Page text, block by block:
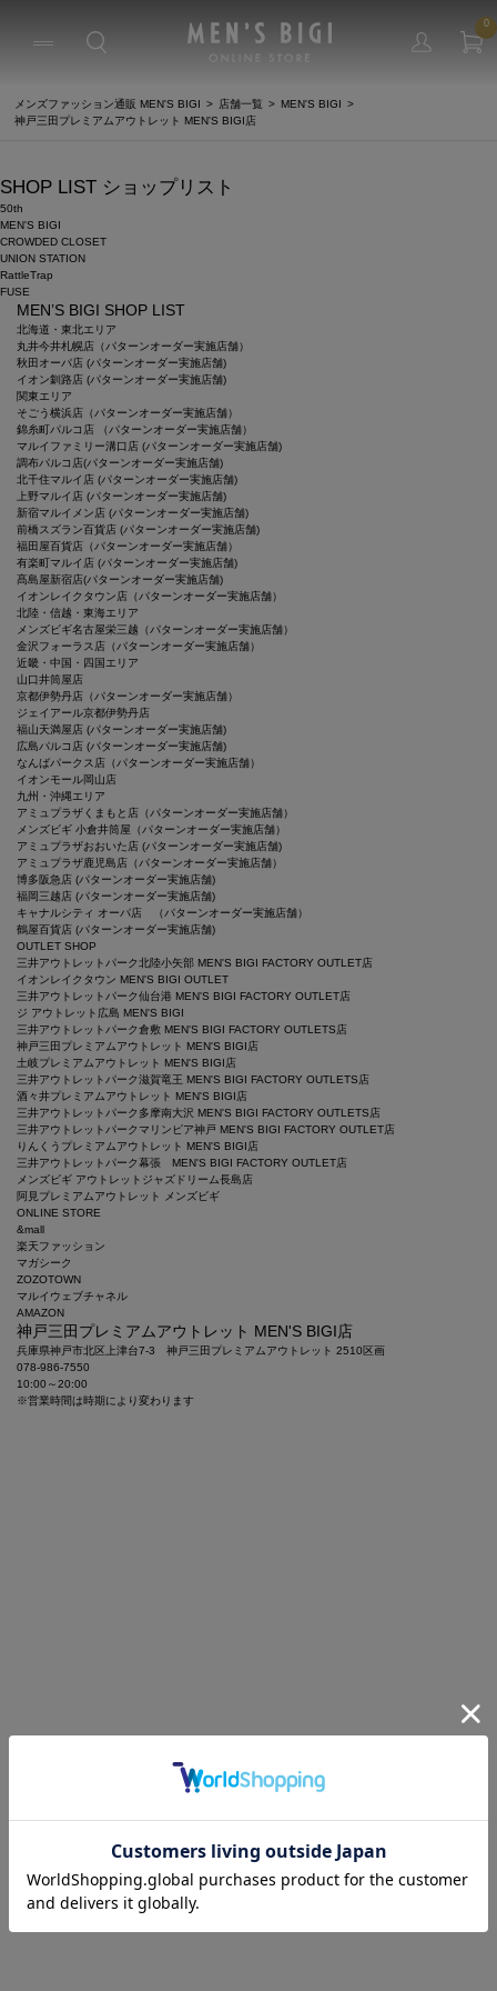
0
メンズファッション通販 MEN'S BIGI 店舗一覧
MEN'S BIGI
神戸三田プレミアムアウトレット MEN'S BIGI店
SHOP LIST ショップリスト
50th
MEN'S BIGI
CROWDED CLOSET
UNION STATION
RattleTrap
FUSE
MEN’S BIGI SHOP LIST
北海道・東北エリア
丸井今井札幌店（パターンオーダー実施店舗）
秋田オーパ店 (パターンオーダー実施店舗)
イオン釧路店 (パターンオーダー実施店舗)
関東エリア
そごう横浜店（パターンオーダー実施店舗）
錦糸町パルコ店 （パターンオーダー実施店舗）
マルイファミリー溝口店 (パターンオーダー実施店舗)
調布パルコ店(パターンオーダー実施店舗)
北千住マルイ店 (パターンオーダー実施店舗)
上野マルイ店 (パターンオーダー実施店舗)
新宿マルイメン店 (パターンオーダー実施店舗)
前橋スズラン百貨店 (パターンオーダー実施店舗)
福田屋百貨店（パターンオーダー実施店舗）
有楽町マルイ店 (パターンオーダー実施店舗)
髙島屋新宿店(パターンオーダー実施店舗)
イオンレイクタウン店（パターンオーダー実施店舗）
北陸・信越・東海エリア
メンズビギ名古屋栄三越（パターンオーダー実施店舗）
金沢フォーラス店（パターンオーダー実施店舗）
近畿・中国・四国エリア
山口井筒屋店
京都伊勢丹店（パターンオーダー実施店舗）
ジェイアール京都伊勢丹店
福山天満屋店 (パターンオーダー実施店舗)
広島パルコ店 (パターンオーダー実施店舗)
なんばパークス店（パターンオーダー実施店舗）
イオンモール岡山店
九州・沖縄エリア
アミュプラザくまもと店（パターンオーダー実施店舗）
メンズビギ 小倉井筒屋（パターンオーダー実施店舗）
アミュプラザおおいた店 (パターンオーダー実施店舗)
アミュプラザ鹿児島店（パターンオーダー実施店舗）
博多阪急店 (パターンオーダー実施店舗)
福岡三越店 (パターンオーダー実施店舗)
キャナルシティ オーパ店 （パターンオーダー実施店舗）
鶴屋百貨店 (パターンオーダー実施店舗)
OUTLET SHOP
三井アウトレットパーク北陸小矢部 MEN'S BIGI FACTORY OUTLET店
イオンレイクタウン MEN'S BIGI OUTLET
三井アウトレットパーク仙台港 MEN'S BIGI FACTORY OUTLET店
ジ アウトレット広島 MEN'S BIGI
三井アウトレットパーク倉敷 MEN'S BIGI FACTORY OUTLETS店
神戸三田プレミアムアウトレット MEN'S BIGI店
土岐プレミアムアウトレット MEN'S BIGI店
三井アウトレットパーク滋賀竜王 MEN'S BIGI FACTORY OUTLETS店
酒々井プレミアムアウトレット MEN'S BIGI店
三井アウトレットパーク多摩南大沢 MEN'S BIGI FACTORY OUTLETS店
三井アウトレットパークマリンピア神戸 MEN'S BIGI FACTORY OUTLET店
りんくうプレミアムアウトレット MEN'S BIGI店
三井アウトレットパーク幕張 MEN'S BIGI FACTORY OUTLET店
メンズビギ アウトレットジャズドリーム長島店
阿見プレミアムアウトレット メンズビギ
ONLINE STORE
&mall
楽天ファッション
マガシーク
ZOZOTOWN
マルイウェブチャネル
AMAZON
神戸三田プレミアムアウトレット MEN'S BIGI店
兵庫県神戸市北区上津台7-3 神戸三田プレミアムアウトレット 2510区画
078-986-7550
10:00～20:00
※営業時間は時期により変わります